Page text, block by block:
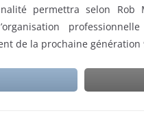
permettra selon
de la prochaine génération